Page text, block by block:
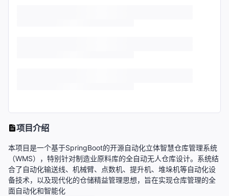
项目介绍
本项目是一个基于SpringBoot的开源自动化立体智慧仓库管理系统
（WMS），特别针对制造业原料库的全自动无人仓库设计。系统结
合了自动化输送线、机械臂、点数机、提升机、堆垛机等自动化设
备技术，以及现代化的仓储精益管理思想，旨在实现仓库管理的全
面自动化和智能化